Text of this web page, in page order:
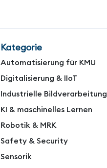
Kategorie
Automatisierung für KMU
Digitalisierung & IIoT
Industrielle Bildverarbeitung
KI & maschinelles Lernen
Robotik & MRK
Safety & Security
Sensorik